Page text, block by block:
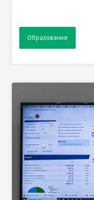
Образование